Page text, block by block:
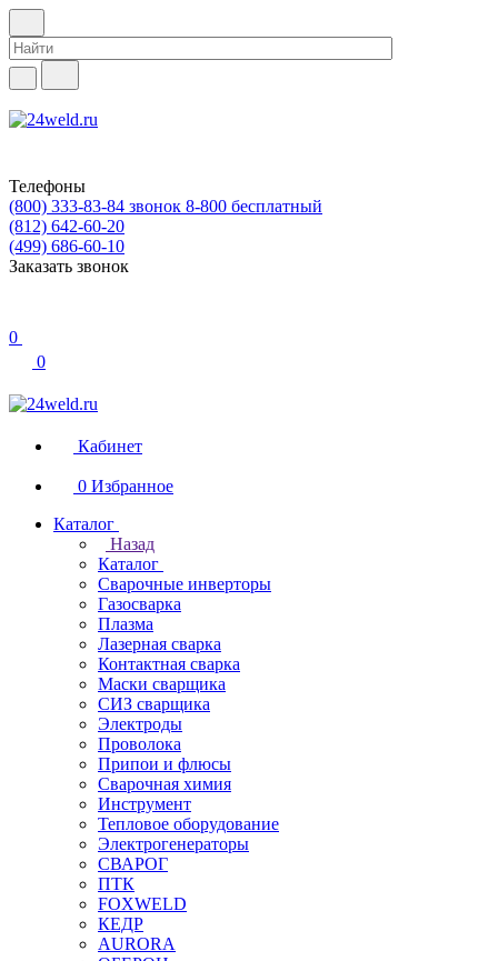
Телефоны
(800) 333-83-84 звонок 8-800 бесплатный
(812) 642-60-20
(499) 686-60-10
Заказать звонок
0
0
Кабинет
0 Избранное
Каталог
Назад
Каталог
Сварочные инверторы
Газосварка
Плазма
Лазерная сварка
Контактная сварка
Маски сварщика
СИЗ сварщика
Электроды
Проволока
Припои и флюсы
Сварочная химия
Инструмент
Тепловое оборудование
Электрогенераторы
СВАРОГ
ПТК
FOXWELD
КЕДР
AURORA